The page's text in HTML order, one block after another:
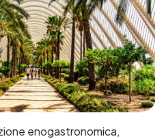
enogastronomica,